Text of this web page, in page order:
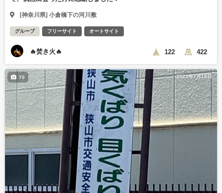
[神奈川県] 小倉橋下の河川敷
グループ フリーサイト オートサイト
🔥焚き火🔥 122 422
2023年7月16日
70